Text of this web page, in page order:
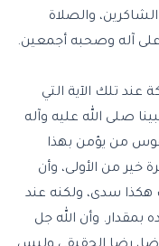
والصلاة
آله وصحبه أجمعين.
عند تلك الآية التي
صلى الله عليه وآله
من يؤمن بهذا
خير من الأولى، وأن
سدى، ولكنه عند
وأن الله جل